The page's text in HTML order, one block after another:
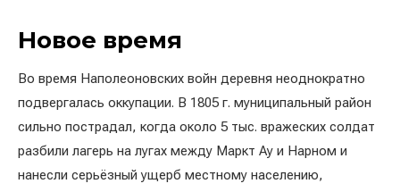
Новое время
Во время Наполеоновских войн деревня неоднократно
подвергалась оккупации. В 1805 г. муниципальный район
сильно пострадал, когда около 5 тыс. вражеских солдат
разбили лагерь на лугах между Маркт Ау и Нарном и
нанесли серьёзный ущерб местному населению,